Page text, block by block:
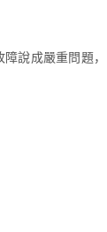
說成嚴重問題，